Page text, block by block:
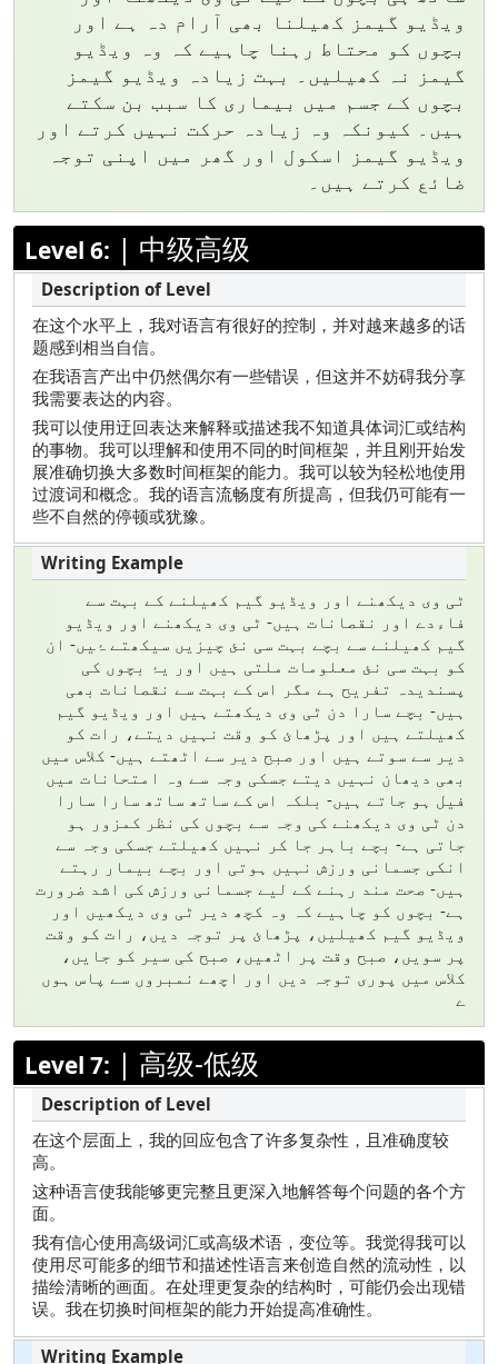
ویڈیو گیمز کھیلنا بھی آرام دہ ہے اور
بچوں کو محتاط رہنا چاہیے کہ وہ ویڈیو
گیمز نہ کھیلیں۔ بہت زیادہ ویڈیو گیمز
بچوں کے جسم میں بیماری کا سبب بن سکتے
ہیں۔ کیونکہ وہ زیادہ حرکت نہیں کرتے اور
ویڈیو گیمز اسکول اور گھر میں اپنی توجہ
ضائع کرتے ہیں۔
Level 6: | 中级高级
在这个水平上，我对语言有很好的控制，并对越来越多的话
题感到相当自信。
在我语言产出中仍然偶尔有一些错误，但这并不妨碍我分享
我需要表达的内容。
我可以使用迂回表达来解释或描述我不知道具体词汇或结构
的事物。我可以理解和使用不同的时间框架，并且刚开始发
展准确切换大多数时间框架的能力。我可以较为轻松地使用
过渡词和概念。我的语言流畅度有所提高，但我仍可能有一
些不自然的停顿或犹豫。
ٹی وی دیکھنے اور ویڈیو گیم کھیلنے کے بہت سے
فاءدے اور نقصانات ہیں- ٹی وی دیکھنے اور ویڈیو
گیم کھیلنے سے بچے بہت سی نئ چیزیں سیکھتے ۂیں- ان
کو بہت سی نئ معلومات ملتی ہیں اور یۂ بچوں کی
پسندیدہ تفریح ہے مگر اس کے بہت سے نقصانات بھی
ہیں- بچے سارا دن ٹی وی دیکھتے ہیں اور ویڈیو گیم
کھیلتے ہیں اور پڑھائ کو وقت نہیں دیتے، رات کو
دیر سے سوتے ہیں اور صبح دیر سے اٹھتے ہیں- کلاس میں
بھی دیھان نہیں دیتے جسکی وجہ سے وہ امتحانات میں
فیل ہو جاتے ہیں- بلکہ اس کے ساتھ ساتھ سارا سارا
دن ٹی وی دیکھنے کی وجہ سے بچوں کی نظر کمزور ہو
جاتی ہے- بچے باہر جا کر نہیں کھیلتے جسکی وجہ سے
انکی جسمانی ورزش نہیں ہوتی اور بچے بیمار رہتے
ہیں- صحت مند رہنے کے لیے جسمانی ورزش کی اشد ضرورت
ہے- بچوں کو چاہیے کہ وہ کچھ دیر ٹی وی دیکھیں اور
ویڈیو گیم کھیلیں، پڑھائ پر توجہ دیں، رات کو وقت
پر سویں، صبح وقت پر اٹھیں، صبح کی سیر کو جایں،
کلاس میں پوری توجہ دیں اور اچھے نمبروں سے پاس ہوں
ے
Level 7: | 高级-低级
在这个层面上，我的回应包含了许多复杂性，且准确度较
高。
这种语言使我能够更完整且更深入地解答每个问题的各个方
面。
我有信心使用高级词汇或高级术语，变位等。我觉得我可以
使用尽可能多的细节和描述性语言来创造自然的流动性，以
描绘清晰的画面。在处理更复杂的结构时，可能仍会出现错
误。我在切换时间框架的能力开始提高准确性。